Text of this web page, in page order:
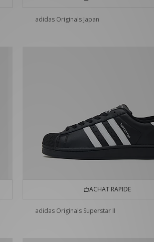
adidas Originals Japan
ACHAT RAPIDE
adidas Originals Superstar II